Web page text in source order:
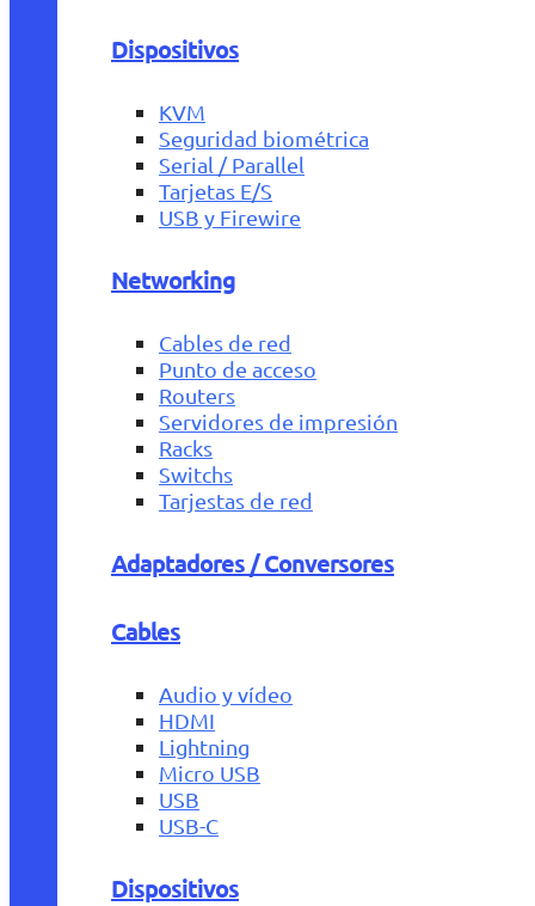
Dispositivos
KVM
Seguridad biométrica
Serial / Parallel
Tarjetas E/S
USB y Firewire
Networking
Cables de red
Punto de acceso
Routers
Servidores de impresión
Racks
Switchs
Tarjestas de red
Adaptadores / Conversores
Cables
Audio y vídeo
HDMI
Lightning
Micro USB
USB
USB-C
Dispositivos